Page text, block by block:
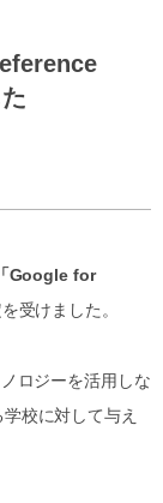
「Google for
受けました。
ロジーを活用しな
校に対して与え